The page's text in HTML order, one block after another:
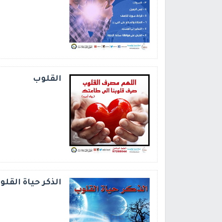
القلوب
الذكر حياة